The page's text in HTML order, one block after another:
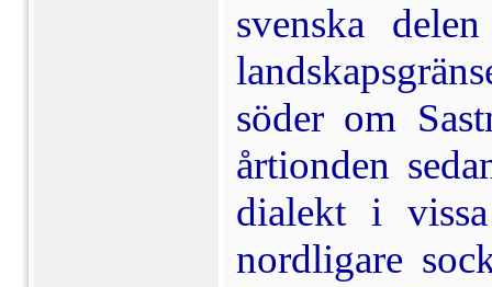
svenska
söder om
årtionden
dialekt i
nordligare